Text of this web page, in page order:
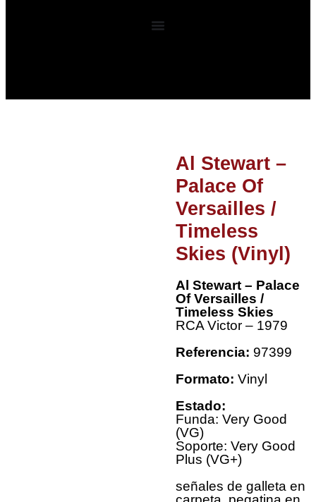
Al Stewart –
Palace Of
Versailles /
Timeless
Skies (Vinyl)
Al Stewart – Palace
Of Versailles /
Timeless Skies
RCA Victor – 1979
Referencia: 97399
Formato: Vinyl
Estado:
Funda: Very Good
(VG)
Soporte: Very Good
Plus (VG+)
señales de galleta en